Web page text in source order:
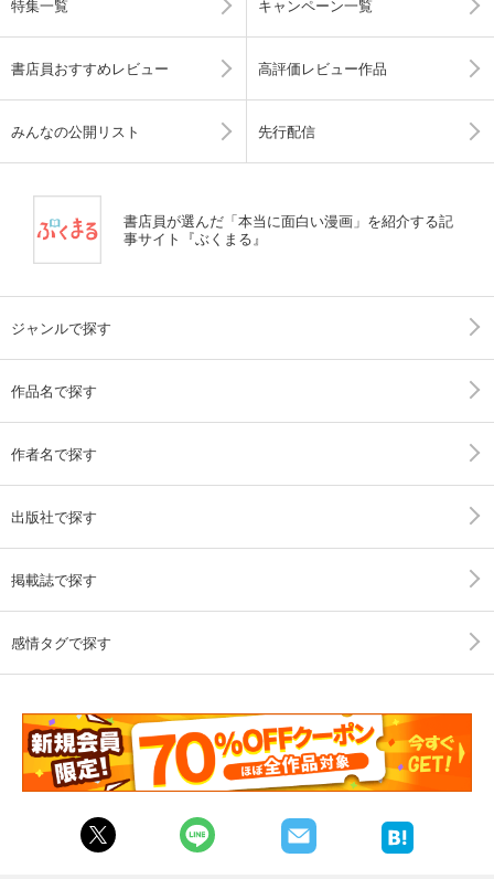
特集一覧 キャンペーン一覧
書店員おすすめレビュー 高評価レビュー作品
みんなの公開リスト 先行配信
書店員が選んだ「本当に面白い漫画」を紹介する記
事サイト『ぶくまる』
ジャンルで探す
作品名で探す
作者名で探す
出版社で探す
掲載誌で探す
感情タグで探す